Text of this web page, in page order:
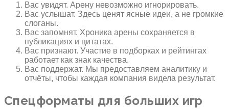
Вас увидят. Арену невозможно игнорировать.
Вас услышат. Здесь ценят ясные идеи, а не громкие
слоганы.
Вас запомнят. Хроника арены сохраняется в
публикациях и цитатах.
Вас признают. Участие в подборках и рейтингах
работает как знак качества.
Вас поддержат. Мы предоставляем аналитику и
отчёты, чтобы каждая компания видела результат.
Спецформаты для больших игр